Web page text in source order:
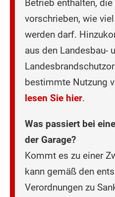
Betrieb enthalten,
vorschrieben, wie
werden darf.
aus den Landesbau-
bestimmte Nutzung
lesen Sie hier.
Was passiert bei
der Garage?
Kommt es zu einer
kann gemäß den
Verordnungen zu